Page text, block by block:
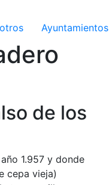
Ayuntamientos
de los
1.957 y donde
cepa vieja)